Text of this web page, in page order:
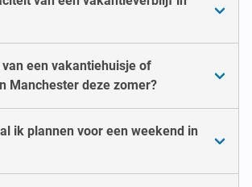
een vakantiehuisje of
Manchester deze zomer?
ik plannen voor een weekend in